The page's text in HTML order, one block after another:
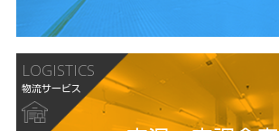
LOGISTICS
物流サービス